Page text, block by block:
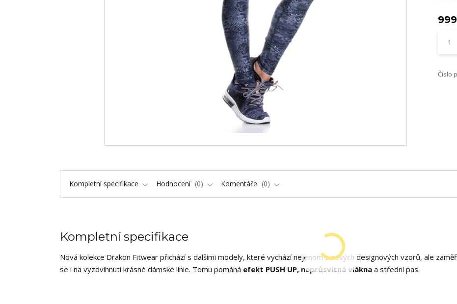
Číslo
Kompletní specifikace Hodnocení 0 Komentáře 0
Kompletní specifikace
Nová kolekce Drakon Fitwear přichází s dalšími modely, které vychází nejenom z nových designových vzorů, ale
se i na vyzdvihnutí krásné dámské linie. Tomu pomáhá efekt PUSH UP, neprůsvitná vlákna a střední pas.